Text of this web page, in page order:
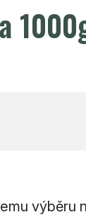
výběru